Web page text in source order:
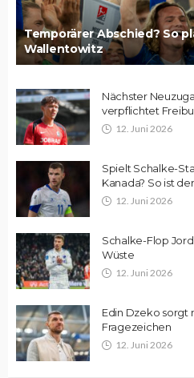
Temporärer Abschied? So
Wallentowitz
Nächster
verpflichtet
12. Juni 2026
Spielt Schalke-
Kanada? So ist
12. Juni 2026
Schalke-Flop
Wüste
12. Juni 2026
Edin Dzeko sorgt
Fragezeichen
12. Juni 2026